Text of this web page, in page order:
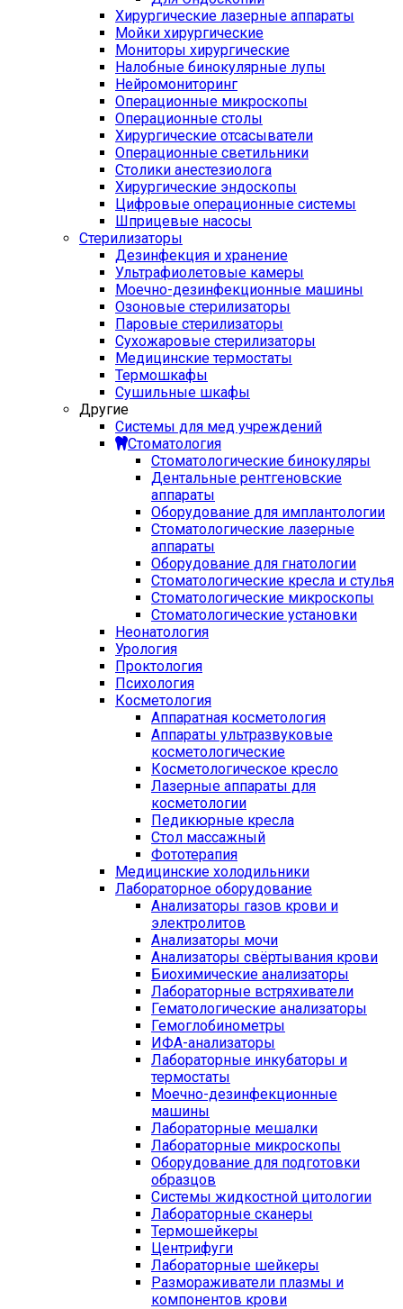
Хирургические лазерные аппараты
Мойки хирургические
Мониторы хирургические
Налобные бинокулярные лупы
Нейромониторинг
Операционные микроскопы
Операционные столы
Хирургические отсасыватели
Операционные светильники
Столики анестезиолога
Хирургические эндоскопы
Цифровые операционные системы
Шприцевые насосы
Стерилизаторы
Дезинфекция и хранение
Ультрафиолетовые камеры
Моечно-дезинфекционные машины
Озоновые стерилизаторы
Паровые стерилизаторы
Сухожаровые стерилизаторы
Медицинские термостаты
Термошкафы
Сушильные шкафы
Другие
Системы для мед учреждений
Стоматология
Стоматологические бинокуляры
Дентальные рентгеновские
аппараты
Оборудование для имплантологии
Стоматологические лазерные
аппараты
Оборудование для гнатологии
Стоматологические кресла и стулья
Стоматологические микроскопы
Стоматологические установки
Неонатология
Урология
Проктология
Психология
Косметология
Аппаратная косметология
Аппараты ультразвуковые
косметологические
Косметологическое кресло
Лазерные аппараты для
косметологии
Педикюрные кресла
Стол массажный
Фототерапия
Медицинские холодильники
Лабораторное оборудование
Анализаторы газов крови и
электролитов
Анализаторы мочи
Анализаторы свёртывания крови
Биохимические анализаторы
Лабораторные встряхиватели
Гематологические анализаторы
Гемоглобинометры
ИФА-анализаторы
Лабораторные инкубаторы и
термостаты
Моечно-дезинфекционные
машины
Лабораторные мешалки
Лабораторные микроскопы
Оборудование для подготовки
образцов
Системы жидкостной цитологии
Лабораторные сканеры
Термошейкеры
Центрифуги
Лабораторные шейкеры
Размораживатели плазмы и
компонентов крови